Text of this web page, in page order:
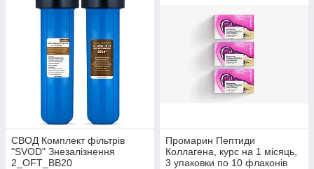
СВОД Комплект фільтрів
"SVOD" Знезалізнення
2_OFT_BB20
Промарин Пептиди
Коллагена, курс на 1 місяць,
3 упаковки по 10 флаконів